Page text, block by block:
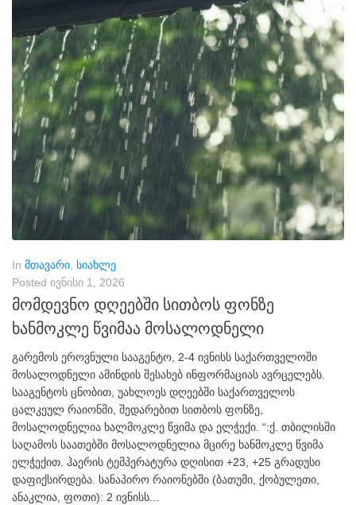
In მთავარი სიახლე
Posted ივნისი 1, 2026
მომდევნო დღეებში სითბოს ფონზე
ხანმოკლე წვიმაა მოსალოდნელი
გარემოს ეროვნული სააგენტო, 2-4 ივნისს საქართველოში
მოსალოდნელი ამინდის შესახებ ინფორმაციას ავრცელებს.
სააგენტოს ცნობით, უახლოეს დღეებში საქართველოს
ცალკეულ რაიონში, შედარებით სითბოს ფონზე,
მოსალოდნელია ხალმოკლე წვიმა და ელჭექი. “:ქ. თბილისში
საღამოს საათებში მოსალოდნელია მცირე ხანმოკლე წვიმა
ელჭექით. ჰაერის ტემპერატურა დღისით +23, +25 გრადუსი
დაფიქსირდება. სანაპირო რაიონებში (ბათუმი, ქობულეთი,
ანაკლია, ფოთი): 2 ივნისს...